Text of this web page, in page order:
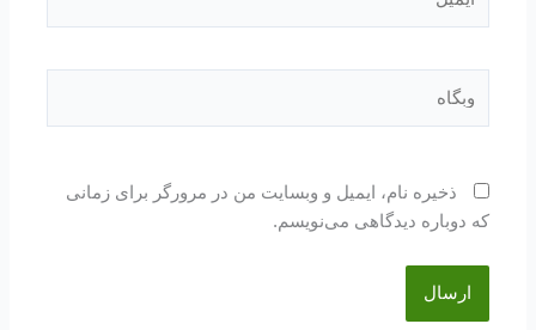
ذخیره نام، ایمیل و وبسایت من در مرورگر برای زمانی
که دوباره دیدگاهی می‌نویسم.